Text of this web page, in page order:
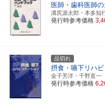
医師・歯科医師
溝尻源太郎・本多
発行時参考価格
品切れ
摂食・嚥下リハ
金子芳洋・千野直
発行時参考価格